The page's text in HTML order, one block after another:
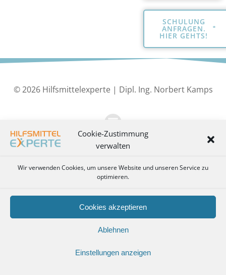
Cookie-Zustimmung
verwalten
Wir verwenden Cookies, um unsere Website und unseren Service zu
optimieren.
Cookies akzeptieren
Ablehnen
Einstellungen anzeigen
SCHULUNG
ANFRAGEN.
HIER GEHTS!
© 2026 Hilfsmittelexperte | Dipl. Ing. Norbert Kamps